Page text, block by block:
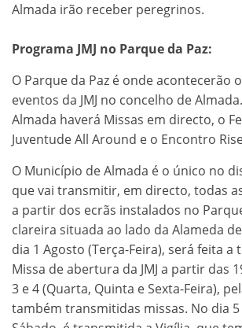
Almada irão receber peregrinos.
Programa JMJ no Parque da Paz:
O Parque da Paz é onde acontecerão
eventos da JMJ no concelho de
Almada haverá Missas em directo, o
Juventude All Around e o Encontro
O Município de Almada é o único no
que vai transmitir, em directo, todas
a partir dos ecrãs instalados no
clareira situada ao lado da Alameda
dia 1 Agosto (Terça-Feira), será feita a
Missa de abertura da JMJ a partir das
3 e 4 (Quarta, Quinta e Sexta-Feira),
também transmitidas missas. No dia 5